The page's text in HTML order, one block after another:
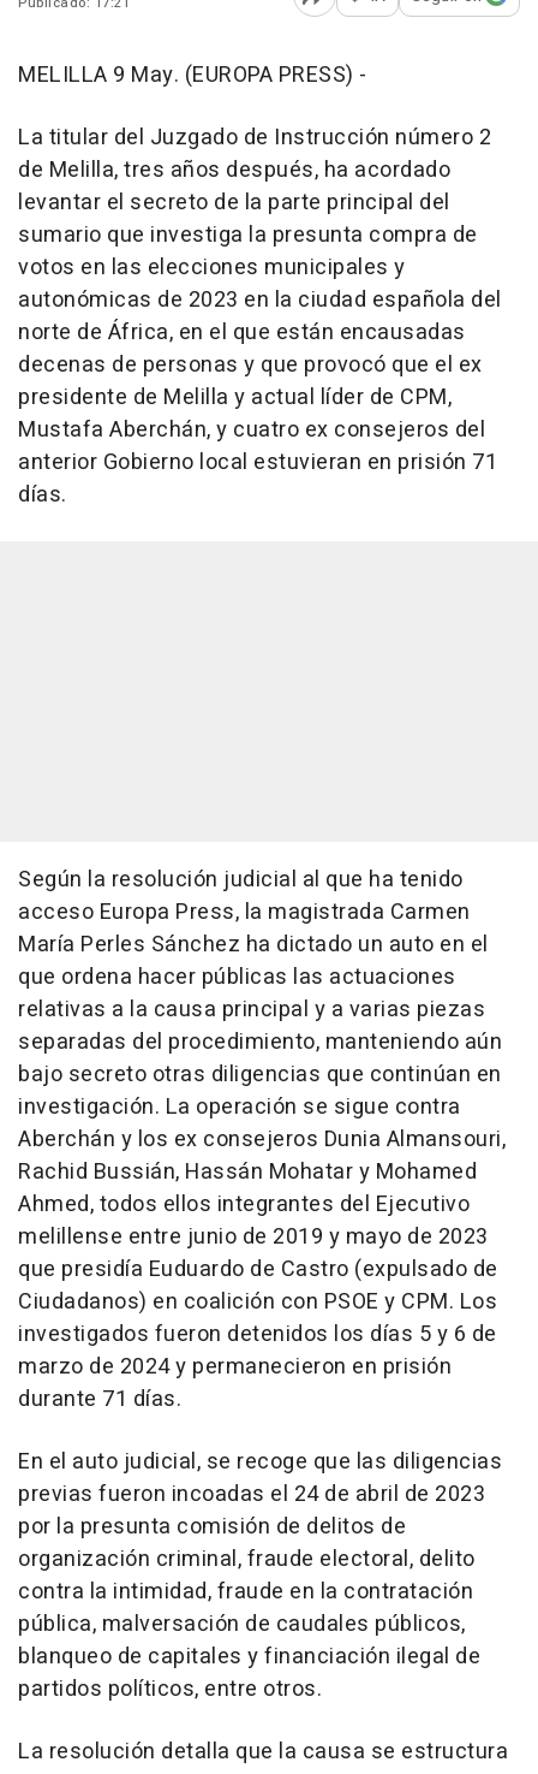
Abrir opciones para
MELILLA 9 May. (EUROPA PRESS) -
La titular del Juzgado de Instrucción número 2
de Melilla, tres años después, ha acordado
levantar el secreto de la parte principal del
sumario que investiga la presunta compra de
votos en las elecciones municipales y
autonómicas de 2023 en la ciudad española del
norte de África, en el que están encausadas
decenas de personas y que provocó que el ex
presidente de Melilla y actual líder de CPM,
Mustafa Aberchán, y cuatro ex consejeros del
anterior Gobierno local estuvieran en prisión 71
días.
Según la resolución judicial al que ha tenido
acceso Europa Press, la magistrada Carmen
María Perles Sánchez ha dictado un auto en el
que ordena hacer públicas las actuaciones
relativas a la causa principal y a varias piezas
separadas del procedimiento, manteniendo aún
bajo secreto otras diligencias que continúan en
investigación. La operación se sigue contra
Aberchán y los ex consejeros Dunia Almansouri,
Rachid Bussián, Hassán Mohatar y Mohamed
Ahmed, todos ellos integrantes del Ejecutivo
melillense entre junio de 2019 y mayo de 2023
que presidía Euduardo de Castro (expulsado de
Ciudadanos) en coalición con PSOE y CPM. Los
investigados fueron detenidos los días 5 y 6 de
marzo de 2024 y permanecieron en prisión
durante 71 días.
En el auto judicial, se recoge que las diligencias
previas fueron incoadas el 24 de abril de 2023
por la presunta comisión de delitos de
organización criminal, fraude electoral, delito
contra la intimidad, fraude en la contratación
pública, malversación de caudales públicos,
blanqueo de capitales y financiación ilegal de
partidos políticos, entre otros.
La resolución detalla que la causa se estructura